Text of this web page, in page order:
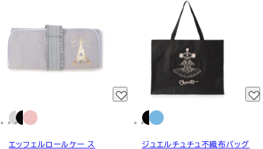
エッフェルロールケー ス
ジュエルチュチュ不織布バッグ